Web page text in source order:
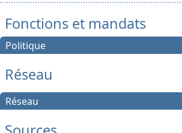
Fonctions et mandats
Politique
Réseau
Réseau